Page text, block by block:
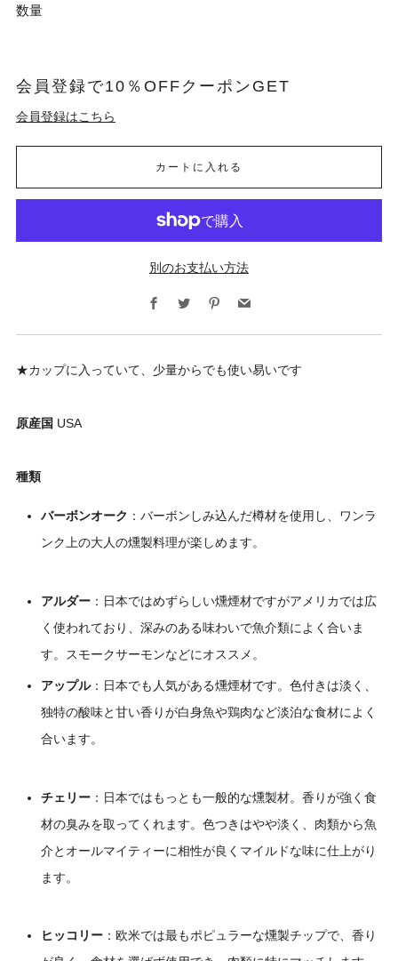
数量
会員登録で10％OFFクーポンGET
会員登録はこちら
カートに入れる
別のお支払い方法
Facebook
Twitter Pinterest
★カップに入っていて、少量からでも使い易いです
原産国 USA
種類
バーボンオーク ：バーボンしみ込んだ樽材を使用し、ワンラ
ンク上の大人の燻製料理が楽しめます。
アルダー ： 日本ではめずらしい燻煙材ですがアメリカでは広
く使われており、深みのある味わいで魚介類によく合いま
す。スモークサーモンなどにオススメ。
アップル： 日本でも人気がある燻煙材です。色付きは淡く、
独特の酸味と甘い香りが白身魚や鶏肉など淡泊な食材によく
合います。
チェリー ： 日本ではもっとも一般的な燻製材。香りが強く食
材の臭みを取ってくれます。色つきはやや淡く、肉類から魚
介とオールマイティーに相性が良くマイルドな味に仕上がり
ます。
ヒッコリー ： 欧米では最もポピュラーな燻製チップで、香り